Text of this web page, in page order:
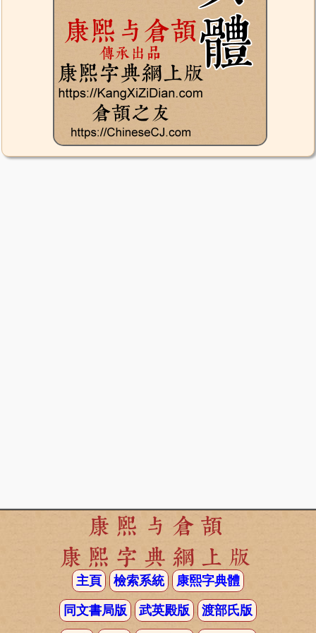
康熙与倉頡
康熙字典網上版
主頁 檢索系統 康熙字典體
同文書局版 武英殿版 渡部氏版